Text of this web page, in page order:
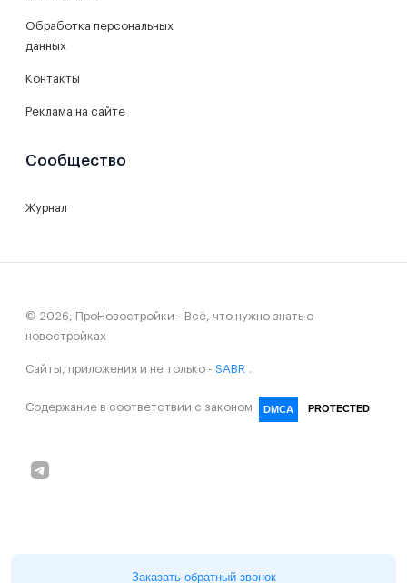
Заказать обратный звонок
Обработка персональных
данных
Контакты
Реклама на сайте
Сообщество
Журнал
© 2026, ПроНовостройки - Всё, что нужно знать о
новостройках
Сайты, приложения и не только - SABR
Содержание в соответствии с законом DMCA PROTECTED